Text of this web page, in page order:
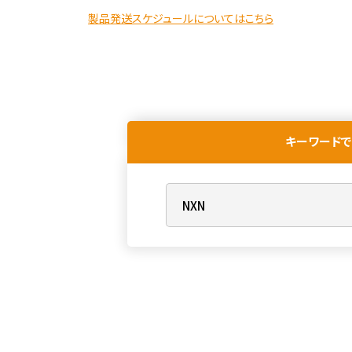
製品発送スケジュールについてはこちら
キーワード